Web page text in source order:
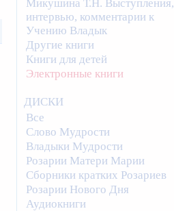
Микушина Т.Н. Выступления,
интервью, комментарии к
Учению Владык
Другие книги
Книги для детей
Электронные книги
ДИСКИ
Все
Слово Мудрости
Владыки Мудрости
Розарии Матери Марии
Сборники кратких Розариев
Розарии Нового Дня
Аудиокниги